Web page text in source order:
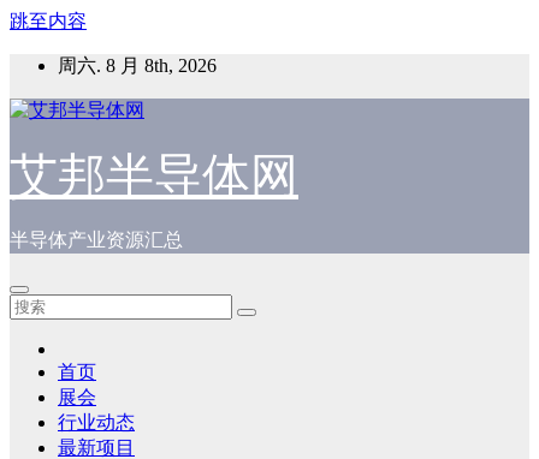
跳至内容
周六. 8 月 8th, 2026
艾邦半导体网
半导体产业资源汇总
首页
展会
行业动态
最新项目